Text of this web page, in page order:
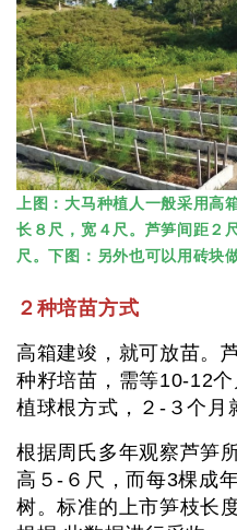
上图：大马种植人一般采用高
长８尺，宽４尺。芦笋间距２
尺。下图：另外也可以用砖块
２种培苗方式
高箱建竣，就可放苗。
种籽培苗，需等10-12
植球根方式，２-３个
根据周氏多年观察芦笋
高５-６尺，而每3棵成
树。标准的上市笋枝长